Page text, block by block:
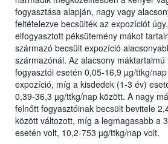
fogyasztása alapján, nagy vagy
feltételezve becsülték az expozíciót
elfogyasztott péksütemény mákot
származó becsült expozíció
származónál. Az alacsony
fogyasztói esetén 0,05-16,9 µg/ttkg/
expozíció, míg a kisdedek (1-3 év)
0,39-36,3 µg/ttkg/nap között. A nagy
felnőtt fogyasztóinak becsült bevitele
között változott, míg a legmagasabb a
esetén volt, 10,2-753 µg/ttkg/nap volt.